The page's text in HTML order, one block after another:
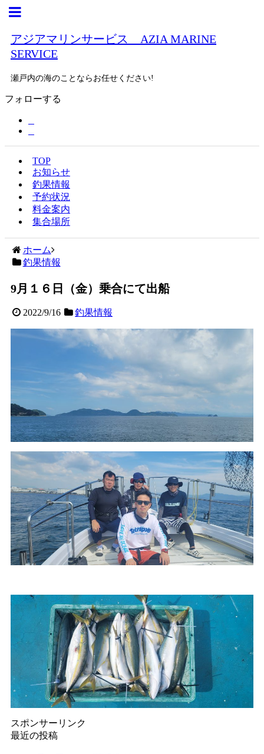
アジアマリンサービス AZIA MARINE
SERVICE
瀬戸内の海のことならお任せください!
フォローする
TOP
お知らせ
釣果情報
予約状況
料金案内
集合場所
ホーム
釣果情報
9月１６日（金）乗合にて出船
2022/9/16 釣果情報
スポンサーリンク
最近の投稿